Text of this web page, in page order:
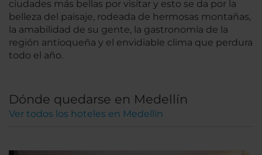
ciudades más bellas por visitar y esto se da por la
belleza del paisaje, rodeada de hermosas montañas,
la amabilidad de su gente, la gastronomía de la
región antioqueña y el envidiable clima que perdura
todo el año.
Dónde quedarse en Medellín
Ver todos los hoteles en Medellín